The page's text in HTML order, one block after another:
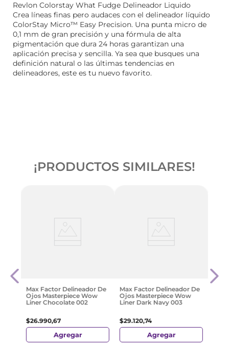
Revlon Colorstay What Fudge Delineador Liquido
Crea líneas finas pero audaces con el delineador líquido
ColorStay Micro™ Easy Precision. Una punta micro de
0,1 mm de gran precisión y una fórmula de alta
pigmentación que dura 24 horas garantizan una
aplicación precisa y sencilla. Ya sea que busques una
definición natural o las últimas tendencias en
delineadores, este es tu nuevo favorito.
¡PRODUCTOS SIMILARES!
Max Factor Delineador De
Ojos Masterpiece Wow
Liner Chocolate 002
$26.990,67
Agregar
Max Factor Delineador De
Ojos Masterpiece Wow
Liner Dark Navy 003
$29.120,74
Agregar